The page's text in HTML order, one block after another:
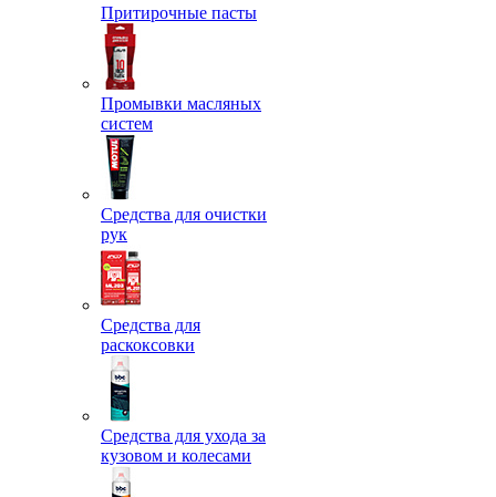
Притирочные пасты
Промывки масляных
систем
Средства для очистки
рук
Средства для
раскоксовки
Средства для ухода за
кузовом и колесами